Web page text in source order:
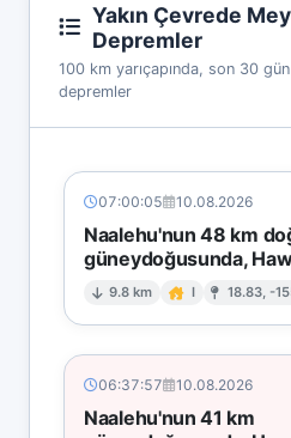
Yakın Çevrede
Depremler
100 km yarıçapında, son 30
depremler
07:00:05 10.08.2026
Naalehu'nun 48 km
güneydoğusunda,
9.8 km I 18.83, -
06:37:57 10.08.2026
Naalehu'nun 41 km